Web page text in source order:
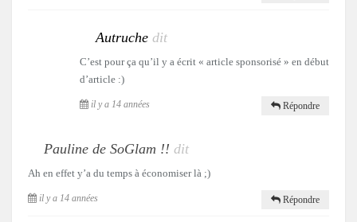
Autruche dit
C’est pour ça qu’il y a écrit « article sponsorisé » en début
d’article :)
il y a 14 années Répondre
Pauline de SoGlam !! dit
Ah en effet y’a du temps à économiser là ;)
il y a 14 années Répondre